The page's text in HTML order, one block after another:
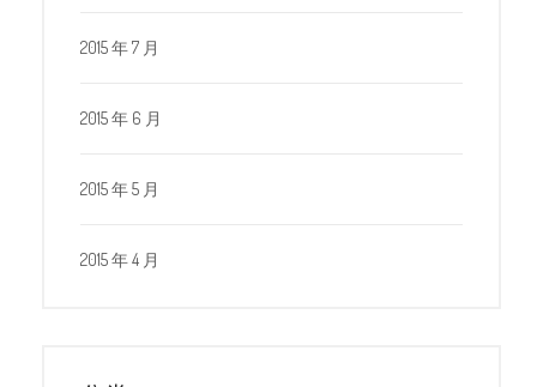
2015 年 7 月
2015 年 6 月
2015 年 5 月
2015 年 4 月